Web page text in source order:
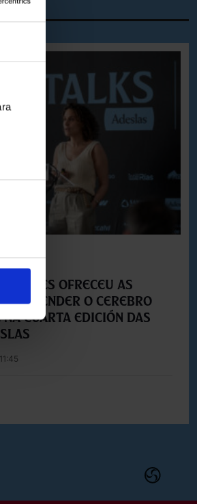
Liñares ofreceu as
o cerebro
cuarta edición das